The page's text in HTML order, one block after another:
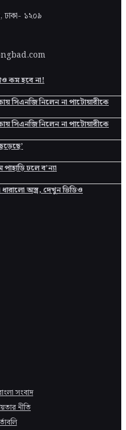
১২০৯
কম হবে না!
সিএনজি নিলেন না পাটোয়ারীকে
সিএনজি নিলেন না পাটোয়ারীকে
ঢলে ব’ন্যা
অস্ত্র, দেখুন ভিডিও
সংবাদ
নীতি